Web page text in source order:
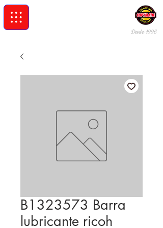
Desde 1996
B1323573 Barra
lubricante ricoh